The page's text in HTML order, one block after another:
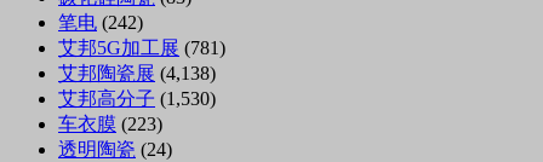
笔电 (242)
艾邦5G加工展 (781)
艾邦陶瓷展 (4,138)
艾邦高分子 (1,530)
车衣膜 (223)
透明陶瓷 (24)